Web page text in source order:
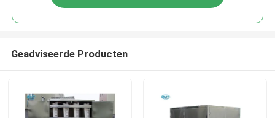
Geadviseerde Producten